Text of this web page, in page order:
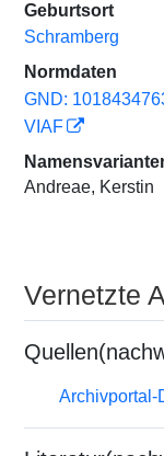
Geburtsort
Schramberg
Normdaten
GND:
VIAF
Andreae, Kerstin
Vernetzte
Archivportal-